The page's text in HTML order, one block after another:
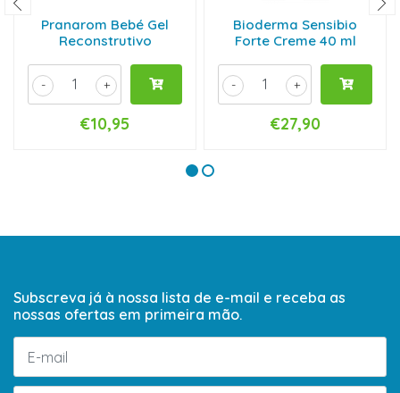
Pranarom Bebé Gel
Reconstrutivo
+
-
€10,95
Bioderma Sensibio
Forte Creme 40 ml
+
-
€27,90
Subscreva já à nossa lista de e-mail e receba as
nossas ofertas em primeira mão.